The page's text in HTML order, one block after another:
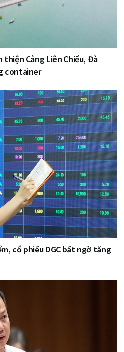
thiện Cảng Liên Chiểu, Đà
container
cổ phiếu DGC bất ngờ tăng